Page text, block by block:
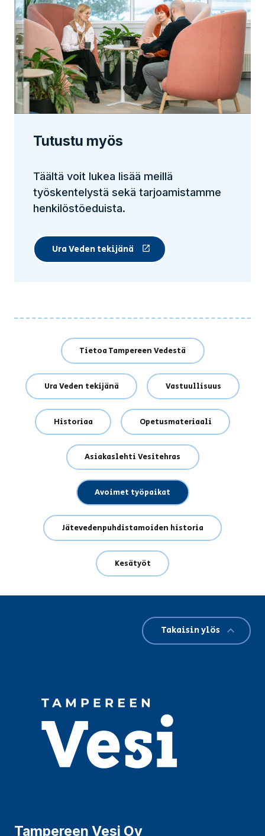
Tutustu myös
Täältä voit lukea lisää meillä
työskentelystä sekä tarjoamistamme
henkilöstöeduista.
Ura Veden tekijänä
(Linkki vie ulkopuoliselle
Tietoa Tampereen Vedestä
Ura Veden tekijänä Vastuullisuus
Historiaa Opetusmateriaali
Asiakaslehti Vesitehras
Avoimet työpaikat
Jätevedenpuhdistamoiden historia
Kesätyöt
Tampereen Vesi Oy
Takaisin ylös